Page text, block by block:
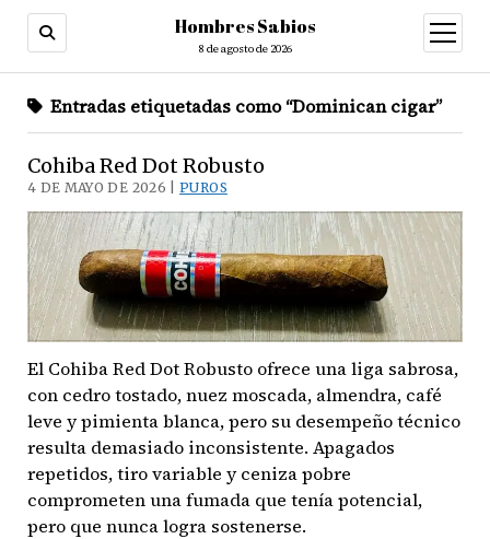
Hombres Sabios
8 de agosto de 2026
abrir
menú
Entradas etiquetadas como “Dominican cigar”
Cohiba Red Dot Robusto
4 DE MAYO DE 2026 |PUROS
El Cohiba Red Dot Robusto ofrece una liga sabrosa,
con cedro tostado, nuez moscada, almendra, café
leve y pimienta blanca, pero su desempeño técnico
resulta demasiado inconsistente. Apagados
repetidos, tiro variable y ceniza pobre
comprometen una fumada que tenía potencial,
pero que nunca logra sostenerse.